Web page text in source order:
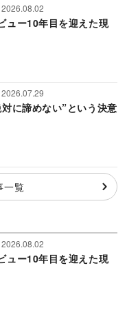
2026.08.02
ュー10年目を迎えた現
2026.07.29
に諦めない”という決意
一覧
2026.08.02
ュー10年目を迎えた現